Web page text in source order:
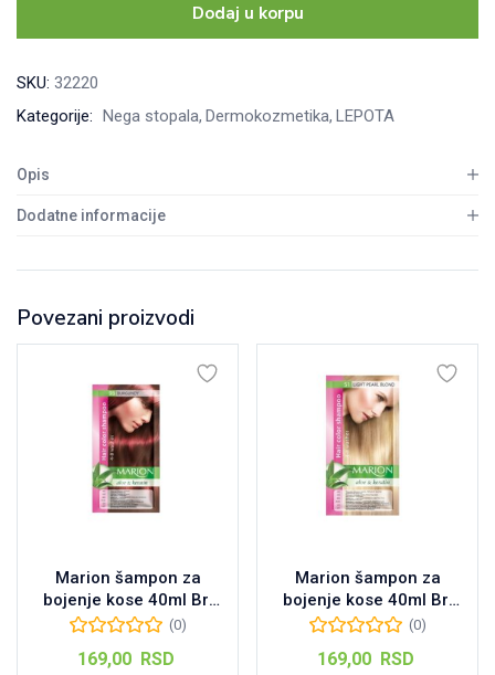
pete
60ml
Dodaj u korpu
SKU: 32220
Kategorije: Nega stopala Dermokozmetika LEPOTA
Opis
Dodatne informacije
Povezani proizvodi
Marion šampon za
bojenje kose 40ml Br:
98 Burgundy(0)
169,00 RSD
Marion šampon za
bojenje kose 40ml Br:
51 Light Pearl Blond
(0)
169,00 RSD